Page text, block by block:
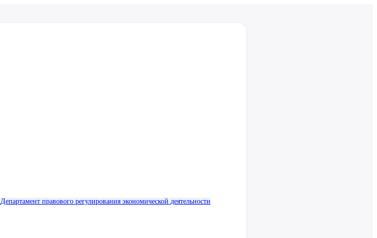
Департамент правового регулирования экономической деятельности